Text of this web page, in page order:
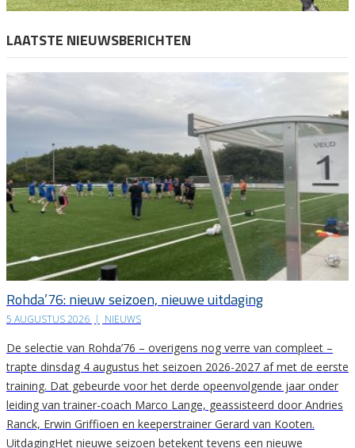
LAATSTE NIEUWSBERICHTEN
Rohda’76: nieuw seizoen, nieuwe uitdaging
5 AUGUSTUS 2026 | NIEUWS
De selectie van Rohda’76 – overigens nog verre van compleet –
trapte dinsdag 4 augustus het seizoen 2026-2027 af met de eerste
training. Dat gebeurde voor het derde opeenvolgende jaar onder
leiding van trainer-coach Marco Lange, geassisteerd door Andries
Ranck, Erwin Griffioen en keeperstrainer Gerard van Kooten.
UitdagingHet nieuwe seizoen betekent tevens een nieuwe